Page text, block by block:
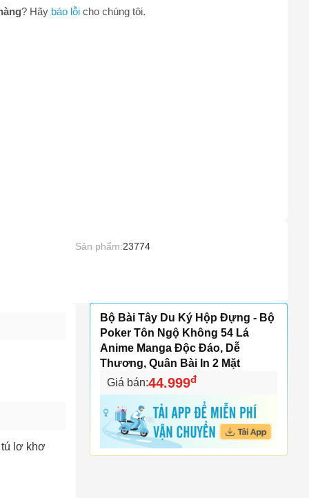
? Hãy báo lỗi cho chúng tôi.
Sản phẩm:23774
tú lơ khơ
Bộ Bài Tây Du Ký Hộp Đựng - Bộ
Poker Tôn Ngộ Không 54 Lá
Anime Manga Độc Đáo, Dễ
Thương, Quân Bài In 2 Mặt
Giá bán:44.999đ